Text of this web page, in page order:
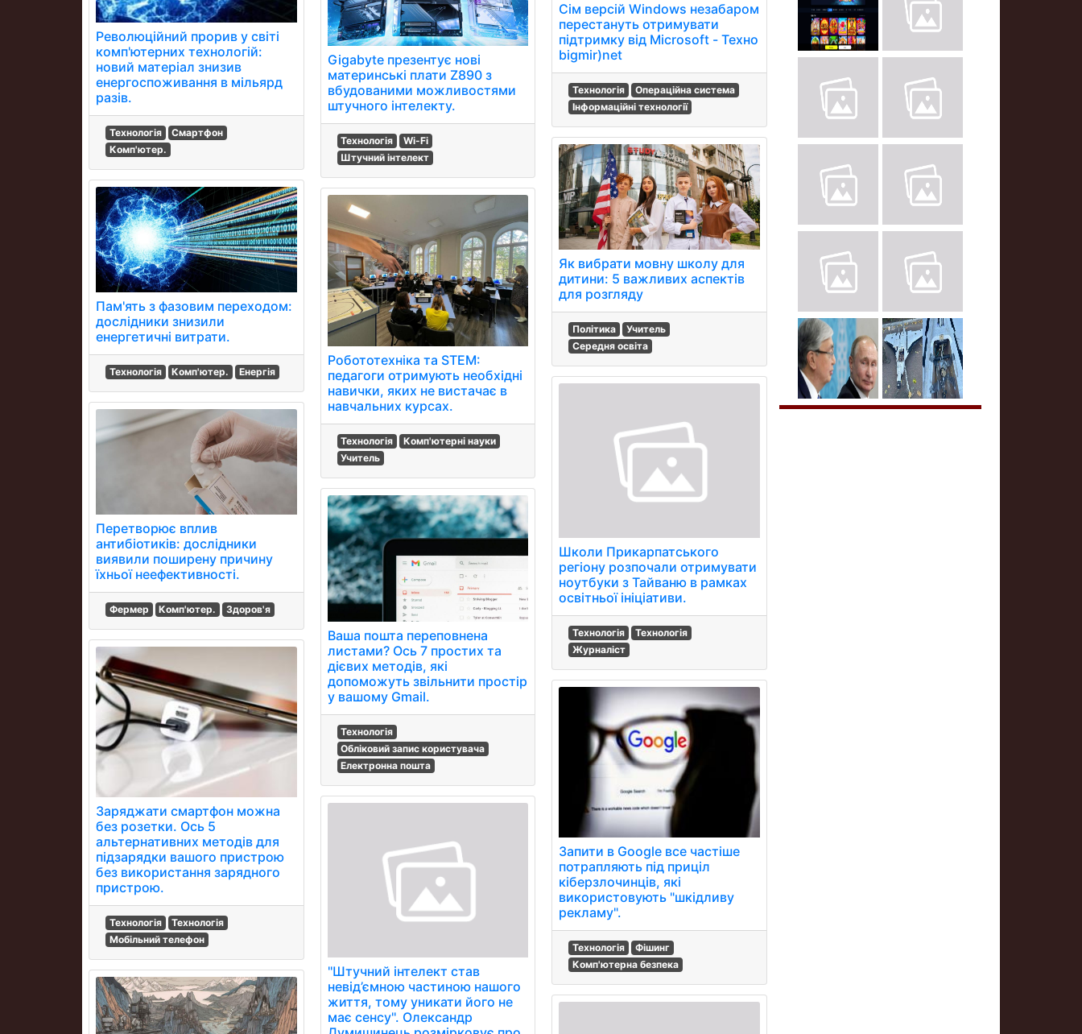
Революційний прорив у світі
комп'ютерних технологій:
новий матеріал знизив
енергоспоживання в мільярд
разів.
Технологія
Смартфон
Комп'ютер.
Пам'ять з фазовим переходом:
дослідники знизили
енергетичні витрати.
Технологія Комп'ютер. Енергія
Перетворює вплив
антибіотиків: дослідники
виявили поширену причину
їхньої неефективності.
Фермер Комп'ютер. Здоров'я
Заряджати смартфон можна
без розетки. Ось 5
альтернативних методів для
підзарядки вашого пристрою
без використання зарядного
пристрою.
Технологія
Технологія
Мобільний телефон
Gigabyte презентує нові
материнські плати Z890 з
вбудованими можливостями
штучного інтелекту.
Технологія
Wi-Fi
Штучний інтелект
Робототехніка та STEM:
педагоги отримують необхідні
навички, яких не вистачає в
навчальних курсах.
Технологія
Комп'ютерні науки
Учитель
Ваша пошта переповнена
листами? Ось 7 простих та
дієвих методів, які
допоможуть звільнити простір
у вашому Gmail.
Технологія
Обліковий запис користувача
Електронна пошта
''Штучний інтелект став
невід’ємною частиною нашого
життя, тому уникати його не
має сенсу''. Олександр
Сім версій Windows незабаром
перестануть отримувати
підтримку від Microsoft - Техно
bigmir)net
Технологія
Операційна система
Інформаційні технології
Як вибрати мовну школу для
дитини: 5 важливих аспектів
для розгляду
Політика
Учитель
Середня освіта
Школи Прикарпатського
регіону розпочали отримувати
ноутбуки з Тайваню в рамках
освітньої ініціативи.
Технологія
Технологія
Журналіст
Запити в Google все частіше
потрапляють під приціл
кіберзлочинців, які
використовують "шкідливу
рекламу".
Технологія
Фішинг
Комп'ютерна безпека